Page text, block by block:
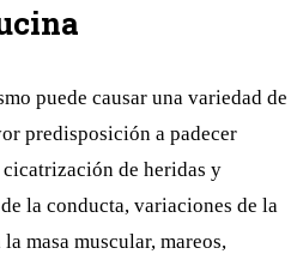
puede causar una variedad de
predisposición a padecer
de heridas y
la conducta, variaciones de la
masa muscular, mareos,